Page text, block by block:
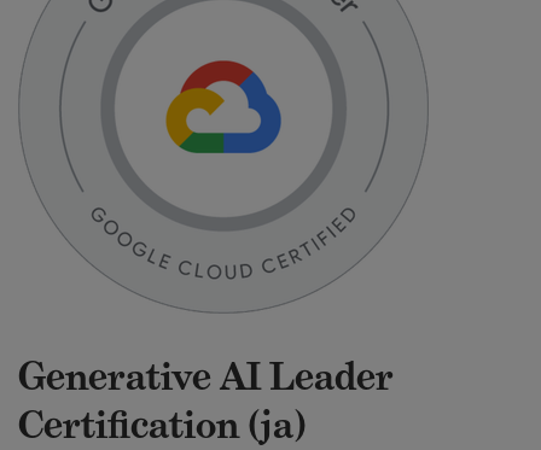
Generative AI Leader
Certification (ja)